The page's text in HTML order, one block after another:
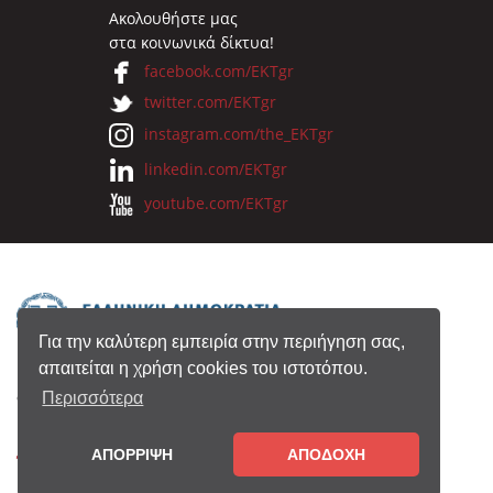
Για την καλύτερη εμπειρία στην περιήγηση σας,
απαιτείται η χρήση cookies του ιστοτόπου.
Περισσότερα
ΑΠΟΡΡΙΨΗ ΑΠΟΔΟΧΗ
Ακολουθήστε μας
στα κοινωνικά δίκτυα!
facebook.com/EKTgr
twitter.com/EKTgr
instagram.com/the_EKTgr
linkedin.com/EKTgr
youtube.com/EKTgr
© 2026 Eθνικό Κέντρο Τεκμηρίωσης
Όροι Χρήσης•Πολιτική Απορρήτου •Copyright